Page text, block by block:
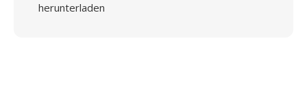
herunterladen